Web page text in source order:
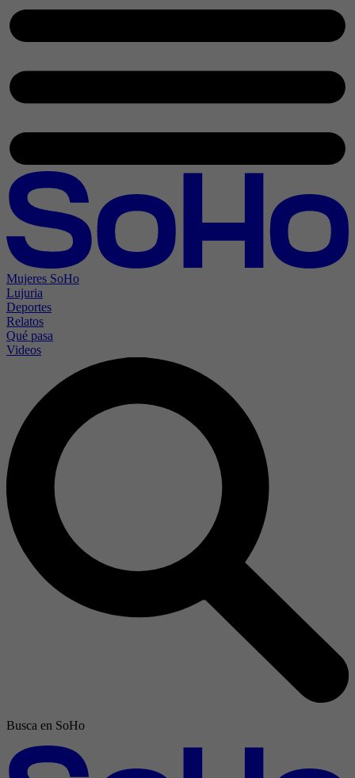
Mujeres SoHo
Lujuria
Deportes
Relatos
Qué pasa
Videos
Busca en SoHo